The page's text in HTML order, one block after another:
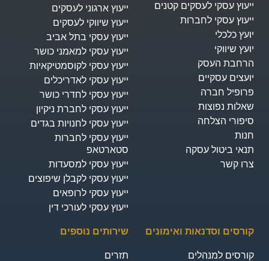
ייעוץ עסקי לעסקים קטנים
ייעוץ עסקי לחברות
יועץ כלכלי
יועץ שיווקי
הרחבת העסק​
יועצים עסקיים
פרופיל חברה
שאלות נפוצות
סיפורי הצלחה
חנות
תנאי ביטול עסקה
צרו קשר
ייעוץ ארגוני לעסקים
ייעוץ שיווקי לעסקים
ייעוץ עסקי בתל אביב
ייעוץ עסקי למאמני כושר
ייעוץ עסקי לקוסמטיקאיות
ייעוץ עסקי לאדריכלים
ייעוץ עסקי לחדרי כושר
ייעוץ עסקי לחברת ניקיון
ייעוץ עסקי לחנויות בגדים
ייעוץ עסקי לחברות
סטארטאפ
ייעוץ עסקי למסעדות
ייעוץ עסקי לקבלן שיפוצים
ייעוץ עסקי לרופאים
ייעוץ עסקי לעורכי דין
קורסים וסדנאות ואימונים
קורסים למנהלים
שירותים נוספים
תזרים